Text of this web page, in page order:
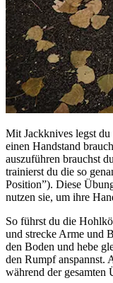
Mit Jackknives legst
einen Handstand
auszuführen brauchst
trainierst du die so
Position”). Diese
nutzen sie, um ihre
So führst du die
und strecke Arme und
den Boden und hebe
den Rumpf anspannst.
während der gesamten